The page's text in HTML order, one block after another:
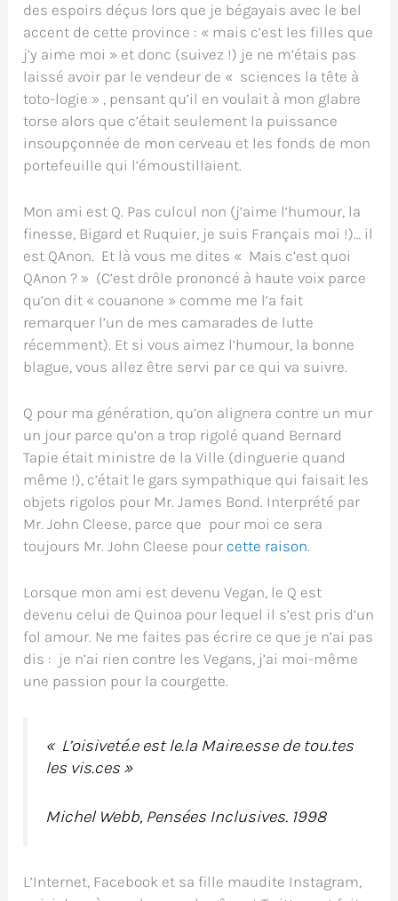
des espoirs déçus lors que je bégayais avec le bel
accent de cette province : « mais c’est les filles que
j’y aime moi » et donc (suivez !) je ne m’étais pas
laissé avoir par le vendeur de « sciences la tête à
toto-logie » , pensant qu’il en voulait à mon glabre
torse alors que c’était seulement la puissance
insoupçonnée de mon cerveau et les fonds de mon
portefeuille qui l’émoustillaient.
Mon ami est Q. Pas culcul non (j’aime l’humour, la
finesse, Bigard et Ruquier, je suis Français moi !)… il
est QAnon. Et là vous me dites « Mais c’est quoi
QAnon ? » (C’est drôle prononcé à haute voix parce
qu’on dit « couanone » comme me l’a fait
remarquer l’un de mes camarades de lutte
récemment). Et si vous aimez l’humour, la bonne
blague, vous allez être servi par ce qui va suivre.
Q pour ma génération, qu’on alignera contre un mur
un jour parce qu’on a trop rigolé quand Bernard
Tapie était ministre de la Ville (dinguerie quand
même !), c’était le gars sympathique qui faisait les
objets rigolos pour Mr. James Bond. Interprété par
Mr. John Cleese, parce que pour moi ce sera
toujours Mr. John Cleese pour cette raison.
Lorsque mon ami est devenu Vegan, le Q est
devenu celui de Quinoa pour lequel il s’est pris d’un
fol amour. Ne me faites pas écrire ce que je n’ai pas
dis : je n’ai rien contre les Vegans, j’ai moi-même
une passion pour la courgette.
« L’oisiveté.e est le.la Maire.esse de tou.tes
les vis.ces »
Michel Webb, Pensées Inclusives. 1998
L’Internet, Facebook et sa fille maudite Instagram,